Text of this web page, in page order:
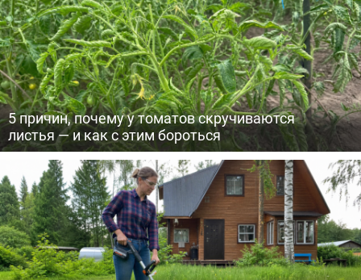
5 причин, почему у томатов скручиваются
листья — и как с этим бороться